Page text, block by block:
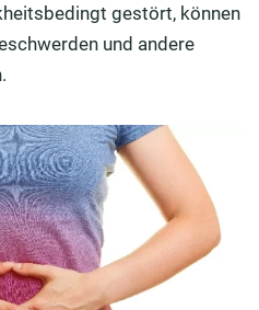
gestört, können
und andere